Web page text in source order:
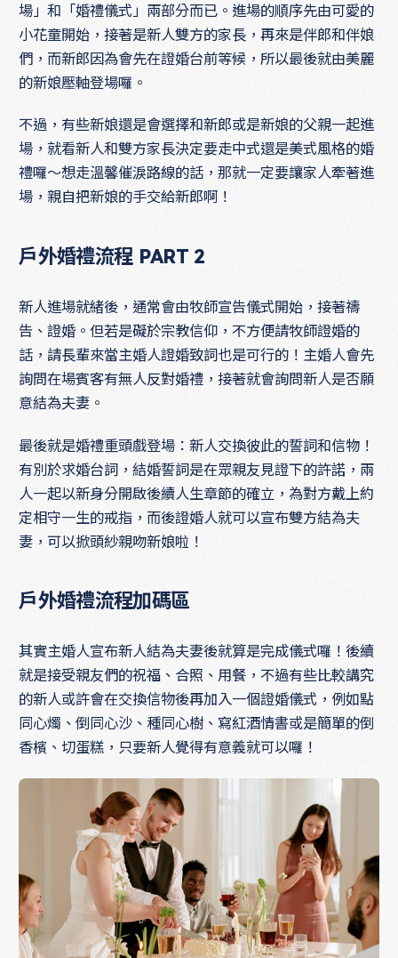
場」和「婚禮儀式」兩部分而已。進場的順序先由可愛的
小花童開始，接著是新人雙方的家長，再來是伴郎和伴娘
們，而新郎因為會先在證婚台前等候，所以最後就由美麗
的新娘壓軸登場囉。
不過，有些新娘還是會選擇和新郎或是新娘的父親一起進
場，就看新人和雙方家長決定要走中式還是美式風格的婚
禮囉～想走溫馨催淚路線的話，那就一定要讓家人牽著進
場，親自把新娘的手交給新郎啊！
戶外婚禮流程 PART 2
新人進場就緒後，通常會由牧師宣告儀式開始，接著禱
告、證婚。但若是礙於宗教信仰，不方便請牧師證婚的
話，請長輩來當主婚人證婚致詞也是可行的！主婚人會先
詢問在場賓客有無人反對婚禮，接著就會詢問新人是否願
意結為夫妻。
最後就是婚禮重頭戲登場：新人交換彼此的誓詞和信物！
有別於求婚台詞，結婚誓詞是在眾親友見證下的許諾，兩
人一起以新身分開啟後續人生章節的確立，為對方戴上約
定相守一生的戒指，而後證婚人就可以宣布雙方結為夫
妻，可以掀頭紗親吻新娘啦！
戶外婚禮流程加碼區
其實主婚人宣布新人結為夫妻後就算是完成儀式囉！後續
就是接受親友們的祝福、合照、用餐，不過有些比較講究
的新人或許會在交換信物後再加入一個證婚儀式，例如點
同心燭、倒同心沙、種同心樹、寫紅酒情書或是簡單的倒
香檳、切蛋糕，只要新人覺得有意義就可以囉！